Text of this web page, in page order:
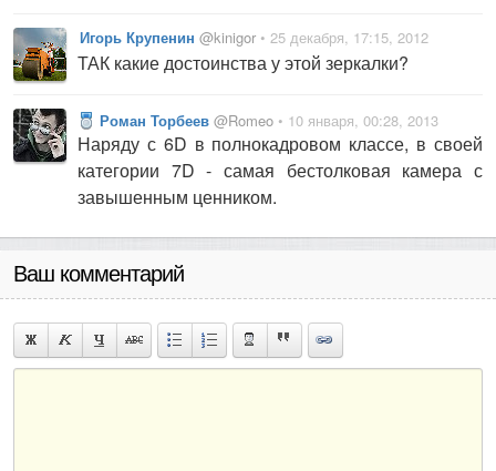
Игорь Крупенин @kinigor • 25 декабря, 17:15, 2012
ТАК какие достоинства у этой зеркалки?
Роман Торбеев @Romeo • 10 января, 00:28, 2013
Наряду с 6D в полнокадровом классе, в своей
категории 7D - самая бестолковая камера с
завышенным ценником.
Ваш комментарий